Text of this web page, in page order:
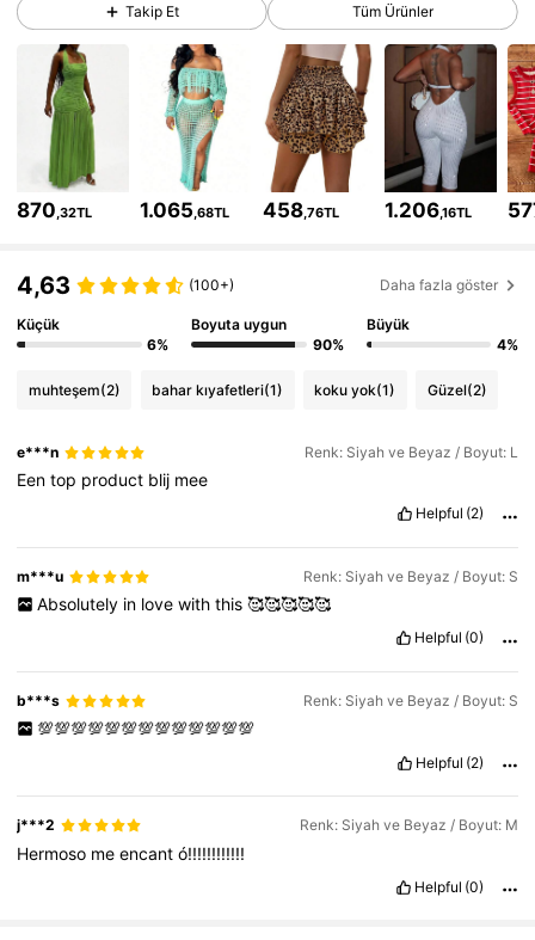
4,70 3.5K Takipçiler
3.5K Takipçiler
3.5K Takipçiler
4,70 3.5K Takipçiler
3.5K Takipçiler
4,70 3.5K Takipçiler
4,70
Takip Et Tüm Ürünler
870 ,32TL 1.065 ,68TL 458,76TL 1.206,16TL
4,63 (100+) Daha fazla göster
Küçük
6%
Boyuta uygun
90%
Büyük
4%
muhteşem(2) bahar kıyafetleri(1) koku yok(1) Güzel(2)
e***n Renk: Siyah ve Beyaz / Boyut: L
Eentop product blij mee
Helpful (2)
m***u Renk: Siyah ve Beyaz / Boyut: S
Absolutely in love with this 🥰🥰🥰🥰🥰
Helpful (0)
b***s Renk: Siyah ve Beyaz / Boyut: S
💯💯💯💯💯💯💯💯💯💯💯💯💯
Helpful (2)
j***2 Renk: Siyah ve Beyaz / Boyut: M
Hermoso meencantó!!!!!!!!!!!!
Helpful (0)